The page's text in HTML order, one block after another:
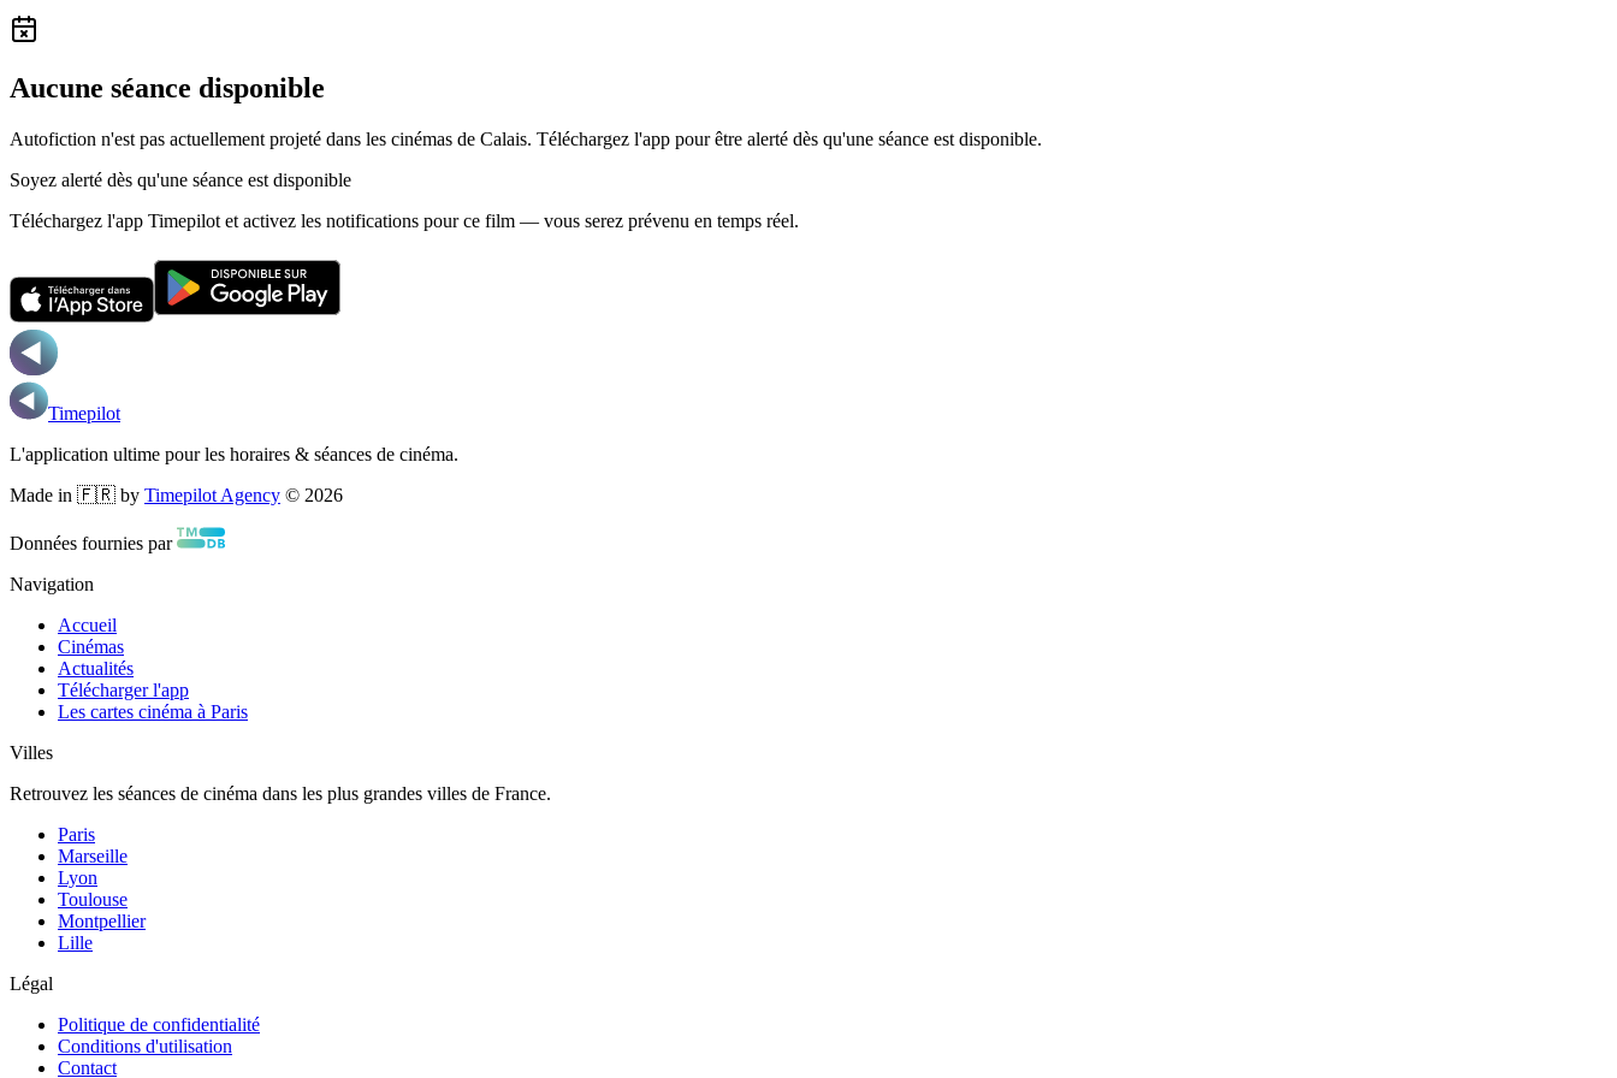
Aucune séance disponible
Autofiction n'est pas actuellement projeté dans les cinémas de Calais. Téléchargez l'app pour être alerté dès qu'une séance est disponible.
Soyez alerté dès qu'une séance est disponible
Téléchargez l'app Timepilot et activez les notifications pour ce film — vous serez prévenu en temps réel.
Timepilot
L'application ultime pour les horaires & séances de cinéma.
Made in 🇫🇷 by Timepilot Agency © 2026
Données fournies par
Navigation
Accueil
Cinémas
Actualités
Télécharger l'app
Les cartes cinéma à Paris
Villes
Retrouvez les séances de cinéma dans les plus grandes villes de France.
Paris
Marseille
Lyon
Toulouse
Montpellier
Lille
Légal
Politique de confidentialité
Conditions d'utilisation
Contact